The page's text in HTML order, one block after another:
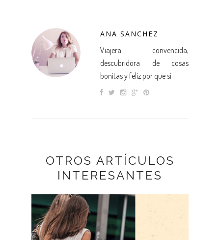
ANA SANCHEZ
Viajera convencida,
descubridora de cosas
bonitas y feliz por que sí
OTROS ARTÍCULOS
INTERESANTES